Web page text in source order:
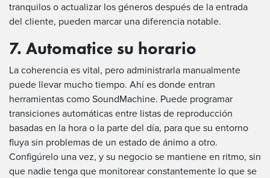
tranquilos o actualizar los géneros después de la entrada
del cliente, pueden marcar una diferencia notable.
7. Automatice su horario
La coherencia es vital, pero administrarla manualmente
puede llevar mucho tiempo. Ahí es donde entran
herramientas como SoundMachine. Puede programar
transiciones automáticas entre listas de reproducción
basadas en la hora o la parte del día, para que su entorno
fluya sin problemas de un estado de ánimo a otro.
Configúrelo una vez, y su negocio se mantiene en ritmo, sin
que nadie tenga que monitorear constantemente lo que se